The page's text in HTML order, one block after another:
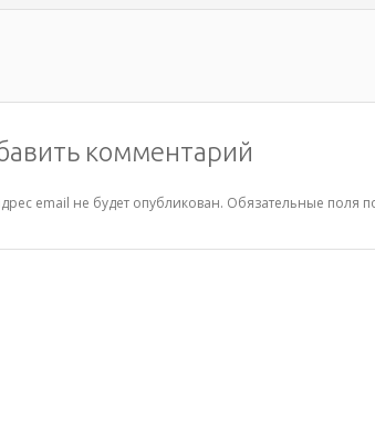
комментарий
email не будет опубликован. Обязательные поля